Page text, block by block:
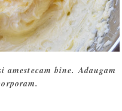
bine. Adaugam